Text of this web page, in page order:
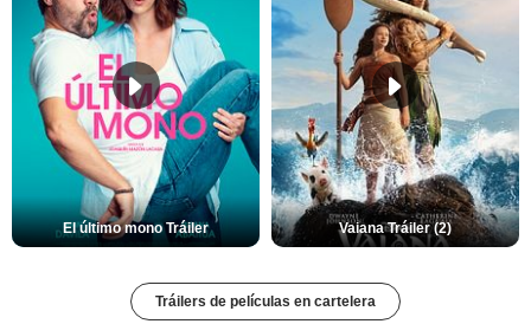
El último mono Tráiler Vaiana Tráiler (2)
Tráilers de películas en cartelera